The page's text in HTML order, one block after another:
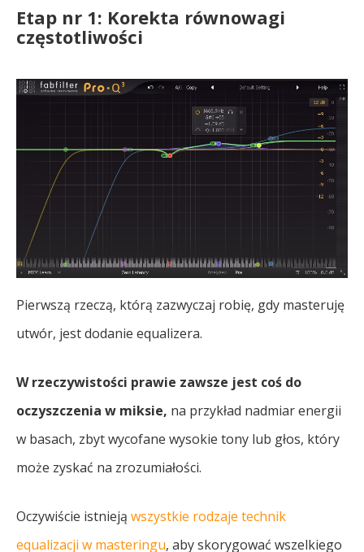
Etap nr 1: Korekta równowagi
częstotliwości
Pierwszą rzeczą, którą zazwyczaj robię, gdy masteruję
utwór, jest dodanie equalizera.
W rzeczywistości prawie zawsze jest coś do
oczyszczenia w miksie, na przykład nadmiar energii
w basach, zbyt wycofane wysokie tony lub głos, który
może zyskać na zrozumiałości.
Oczywiście istnieją wszystkie rodzaje technik
equalizacji w masteringu, aby skorygować wszelkiego